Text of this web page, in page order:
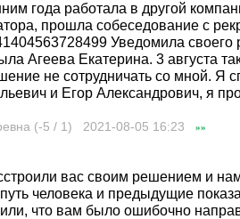
года работала в другой
прошла собеседование с
Уведомила
Агеева Екатерина. 3 августа
не сотрудничать со мной. Я
и Егор Александрович, я
(-5 / 1) 2021-08-05 16:23 »»
вас своим решением и нам
человека и предыдущие
что вам было ошибочно